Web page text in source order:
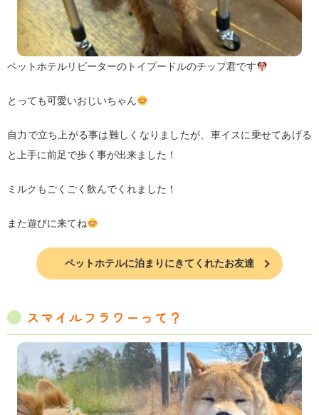
ペットホテルリピーターのトイプードルのチップ君です
とっても可愛いおじいちゃん
自力で立ち上がる事は難しくなりましたが、車イスに乗せてあげる
と上手に前足で歩く事が出来ました！
ミルクもごくごく飲んでくれました！
また遊びに来てね
ペットホテルに泊まりにきてくれたお友達
スマイルフラワーって？